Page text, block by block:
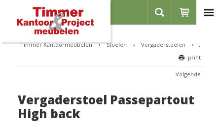
Home
Over ons
Vacatures
Timmer Kantoormeubelen › Stoelen › Vergaderstoelen ›
print
Volgende
Vergaderstoel Passepartout
High back